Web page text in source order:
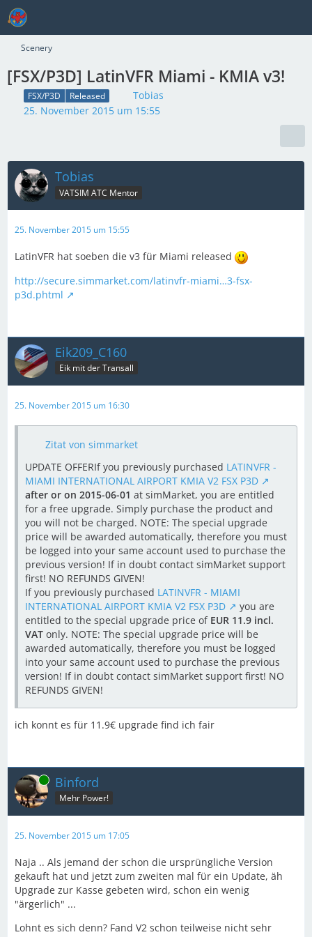
Scenery
[FSX/P3D] LatinVFR Miami - KMIA v3!
FSX/P3D Released
Tobias
25. November 2015 um 15:55
Tobias
VATSIM ATC Mentor
25. November 2015 um 15:55
LatinVFR hat soeben die v3 für Miami released
http://secure.simmarket.com/latinvfr-miami…3-fsx-
p3d.phtml
Eik209_C160
Eik mit der Transall
25. November 2015 um 16:30
Zitat von simmarket
UPDATE OFFERIf you previously purchased LATINVFR -
MIAMI INTERNATIONAL AIRPORT KMIA V2 FSX P3D
after or on 2015-06-01 at simMarket, you are entitled
for a free upgrade. Simply purchase the product and
you will not be charged. NOTE: The special upgrade
price will be awarded automatically, therefore you must
be logged into your same account used to purchase the
previous version! If in doubt contact simMarket support
first! NO REFUNDS GIVEN!
If you previously purchased LATINVFR - MIAMI
INTERNATIONAL AIRPORT KMIA V2 FSX P3D
you are
entitled to the special upgrade price of EUR 11.9 incl.
VAT only. NOTE: The special upgrade price will be
awarded automatically, therefore you must be logged
into your same account used to purchase the previous
version! If in doubt contact simMarket support first! NO
REFUNDS GIVEN!
ich konnt es für 11.9€ upgrade find ich fair
Online Binford
Mehr Power!
25. November 2015 um 17:05
Naja .. Als jemand der schon die ursprüngliche Version
gekauft hat und jetzt zum zweiten mal für ein Update, äh
Upgrade zur Kasse gebeten wird, schon ein wenig
"ärgerlich" ...
Lohnt es sich denn? Fand V2 schon teilweise nicht sehr